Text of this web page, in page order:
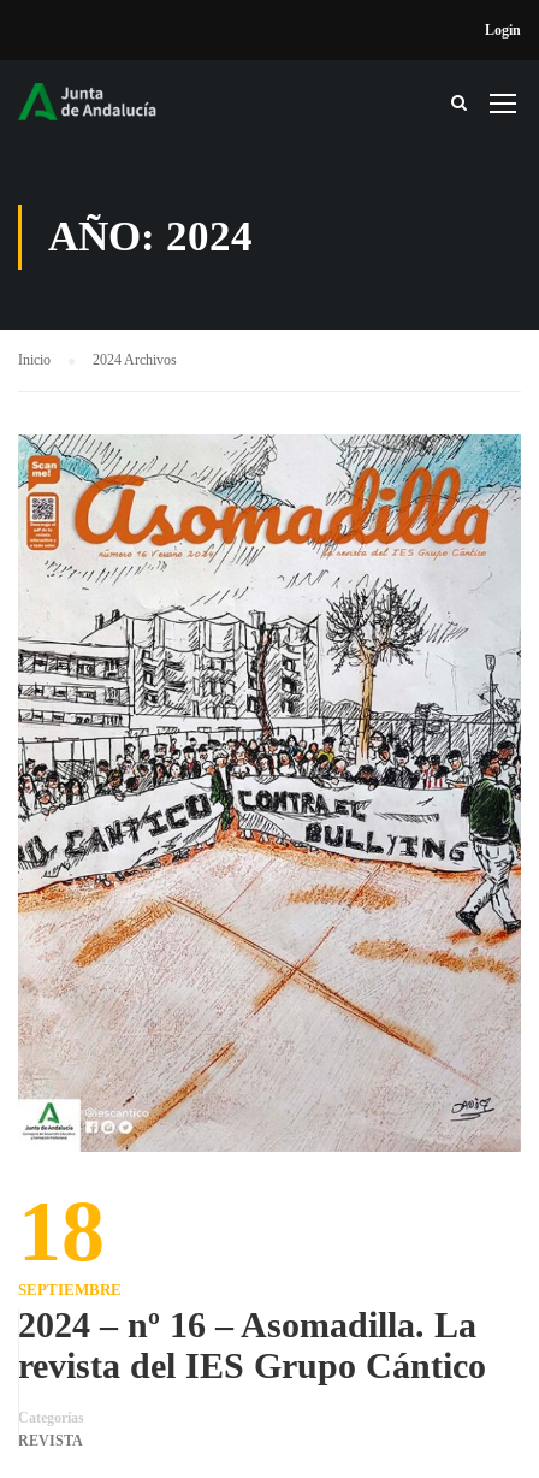
Login
AÑO: 2024
Inicio 2024 Archivos
18
SEPTIEMBRE
2024 – nº 16 – Asomadilla. La
revista del IES Grupo Cántico
Categorías
REVISTA